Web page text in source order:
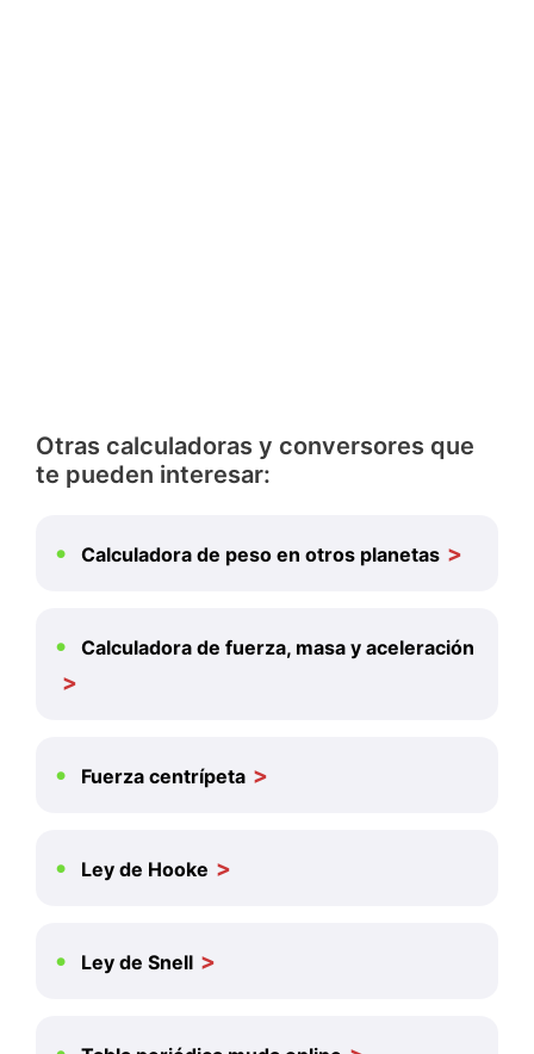
Otras calculadoras y conversores que
te pueden interesar:
Calculadora de peso en otros planetas
Calculadora de fuerza, masa y aceleración
Fuerza centrípeta
Ley de Hooke
Ley de Snell